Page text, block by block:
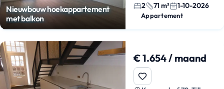
Nieuwbouw hoekappartement
met balkon
2
71 m² 1-10-2026
Appartement
€ 1.654 / maand